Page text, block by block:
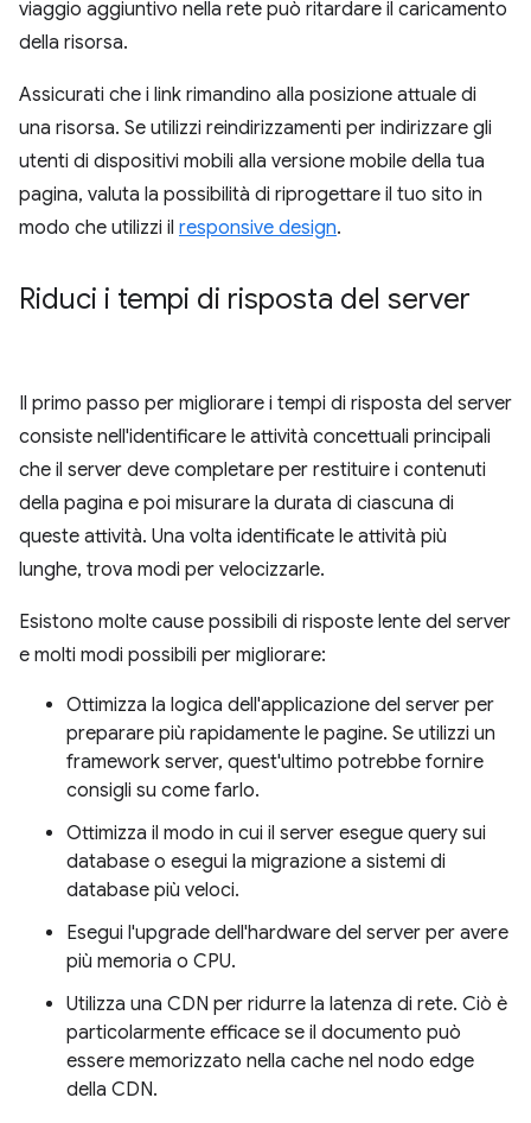
viaggio aggiuntivo nella rete può ritardare il caricamento
della risorsa.
Assicurati che i link rimandino alla posizione attuale di
una risorsa. Se utilizzi reindirizzamenti per indirizzare gli
utenti di dispositivi mobili alla versione mobile della tua
pagina, valuta la possibilità di riprogettare il tuo sito in
modo che utilizzi il responsive design.
Riduci i tempi di risposta del server
Il primo passo per migliorare i tempi di risposta del server
consiste nell'identificare le attività concettuali principali
che il server deve completare per restituire i contenuti
della pagina e poi misurare la durata di ciascuna di
queste attività. Una volta identificate le attività più
lunghe, trova modi per velocizzarle.
Esistono molte cause possibili di risposte lente del server
e molti modi possibili per migliorare:
Ottimizza la logica dell'applicazione del server per
preparare più rapidamente le pagine. Se utilizzi un
framework server, quest'ultimo potrebbe fornire
consigli su come farlo.
Ottimizza il modo in cui il server esegue query sui
database o esegui la migrazione a sistemi di
database più veloci.
Esegui l'upgrade dell'hardware del server per avere
più memoria o CPU.
Utilizza una CDN per ridurre la latenza di rete. Ciò è
particolarmente efficace se il documento può
essere memorizzato nella cache nel nodo edge
della CDN.